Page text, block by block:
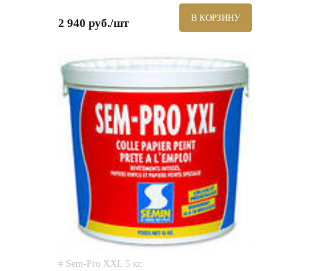
2 940 руб./шт В КОРЗИНУ
# Sem-Pro XXL 5 кг.